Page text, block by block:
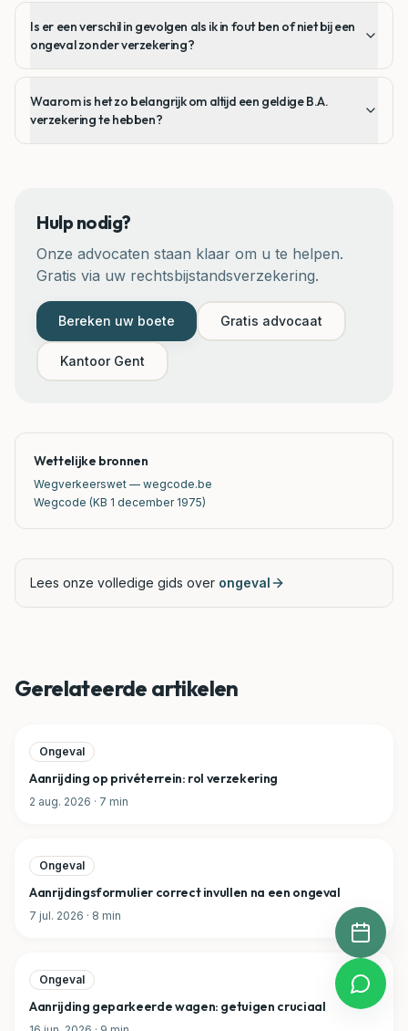
Is er een verschil in gevolgen als ik in fout ben of niet bij een
ongeval zonder verzekering?
Waarom is het zo belangrijk om altijd een geldige B.A.
verzekering te hebben?
Hulp nodig?
Onze advocaten staan klaar om u te helpen.
Gratis via uw rechtsbijstandsverzekering.
Bereken uw boete Gratis advocaat
Kantoor Gent
Wettelijke bronnen
Wegverkeerswet — wegcode.be
Wegcode (KB 1 december 1975)
Lees onze volledige gids over ongeval
Gerelateerde artikelen
Ongeval
Aanrijding op privéterrein: rol verzekering
2 aug. 2026 · 7 min
Ongeval
Aanrijdingsformulier correct invullen na een ongeval
7 jul. 2026 · 8 min
Ongeval
Aanrijding geparkeerde wagen: getuigen cruciaal